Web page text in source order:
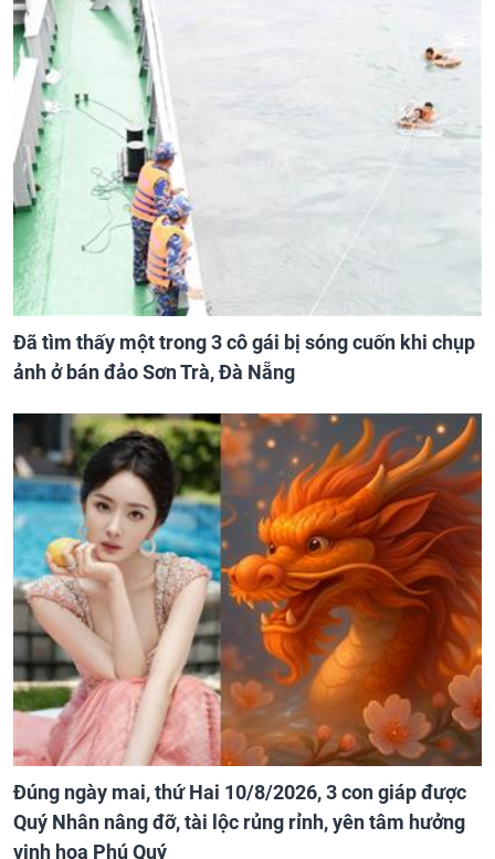
Đã tìm thấy một trong 3 cô gái bị sóng cuốn khi chụp
ảnh ở bán đảo Sơn Trà, Đà Nẵng
Đúng ngày mai, thứ Hai 10/8/2026, 3 con giáp được
Quý Nhân nâng đỡ, tài lộc rủng rỉnh, yên tâm hưởng
vinh hoa Phú Quý